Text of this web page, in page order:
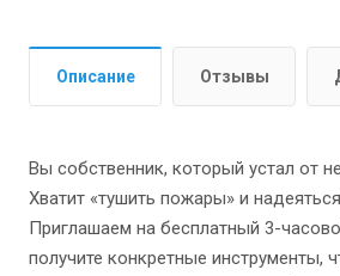
Описание Отзывы
Вы собственник, который устал от
Хватит «тушить пожары» и
Приглашаем на бесплатный 3-
получите конкретные инструменты,